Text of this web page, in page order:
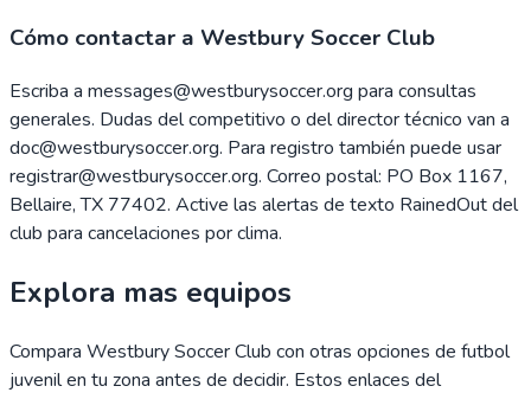
Cómo contactar a Westbury Soccer Club
Escriba a messages@westburysoccer.org para consultas
generales. Dudas del competitivo o del director técnico van a
doc@westburysoccer.org. Para registro también puede usar
registrar@westburysoccer.org. Correo postal: PO Box 1167,
Bellaire, TX 77402. Active las alertas de texto RainedOut del
club para cancelaciones por clima.
Explora mas equipos
Compara Westbury Soccer Club con otras opciones de futbol
juvenil en tu zona antes de decidir. Estos enlaces del